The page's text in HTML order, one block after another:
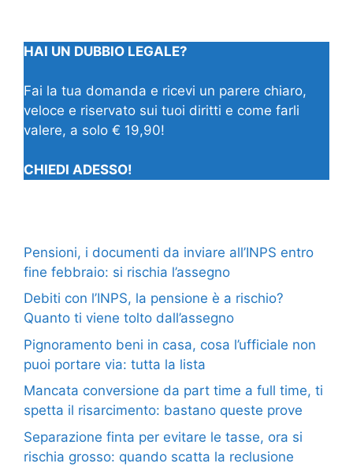
HAI UN DUBBIO LEGALE?
Fai la tua domanda e ricevi un parere chiaro,
veloce e riservato sui tuoi diritti e come farli
valere, a solo € 19,90!
CHIEDI ADESSO!
Pensioni, i documenti da inviare all’INPS entro
fine febbraio: si rischia l’assegno
Debiti con l’INPS, la pensione è a rischio?
Quanto ti viene tolto dall’assegno
Pignoramento beni in casa, cosa l’ufficiale non
puoi portare via: tutta la lista
Mancata conversione da part time a full time, ti
spetta il risarcimento: bastano queste prove
Separazione finta per evitare le tasse, ora si
rischia grosso: quando scatta la reclusione